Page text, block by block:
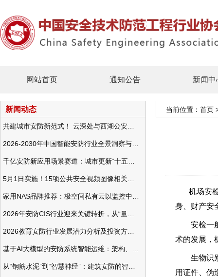
网站首页 通知公告 新闻中
新闻动态 当前位置： 首页
机场安检
身、财产安
安检一般
术的发展，
生物识别
用证件、伪